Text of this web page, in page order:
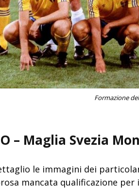
Formazione
– Maglia Svezia
le immagini dei
mancata qualificazione per i